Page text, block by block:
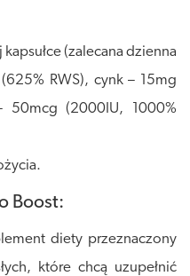
(zalecana dzienna
RWS), cynk – 15mg
50mcg (2000IU, 1000%
Boost:
diety przeznaczony
które chcą uzupełnić